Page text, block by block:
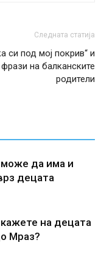
Следната статија
си под мој покрив“ и
на балканските
родители
да има и
децата
на децата
Мраз?